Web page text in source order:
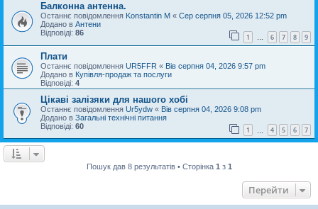
Балконна антенна.
Останнє повідомлення Konstantin M « Сер серпня 05, 2026 12:52 pm
Додано в Антени
Відповіді: 86 1 … 6 7 8 9
Плати
Останнє повідомлення UR5FFR « Вів серпня 04, 2026 9:57 pm
Додано в Купівля-продаж та послуги
Відповіді: 4
Цікаві залізяки для нашого хобі
Останнє повідомлення Ur5ydw « Вів серпня 04, 2026 9:08 pm
Додано в Загальні технічні питання
Відповіді: 60 1 4 5 6 7
Пошук дав 8 результатів • Сторінка 1 з 1
Перейти